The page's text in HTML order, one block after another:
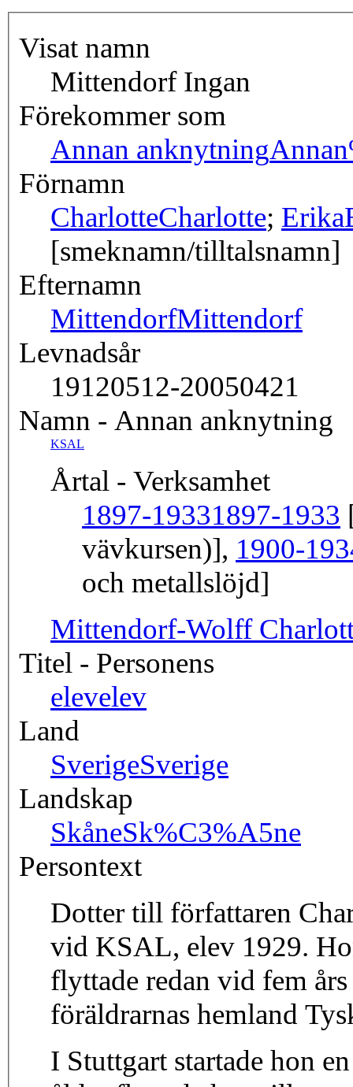
Visat namn
Mittendorf Ingan
Förekommer som
Annan anknytning
Förnamn
CharlotteCharlotte; Erika
[smeknamn/tilltalsnamn]
Efternamn
MittendorfMittendorf
Levnadsår
19120512-20050421
Namn - Annan anknytning
KSAL
Årtal - Verksamhet
1897-19331897-1933
vävkursen)], 1900-
och metallslöjd]
Mittendorf-Wolff
Titel - Personens
elevelev
Land
SverigeSverige
Landskap
SkåneSk%C3%A5ne
Persontext
Dotter till författaren
vid KSAL, elev 1929.
flyttade redan vid fem
föräldrarnas hemland
I Stuttgart startade hon